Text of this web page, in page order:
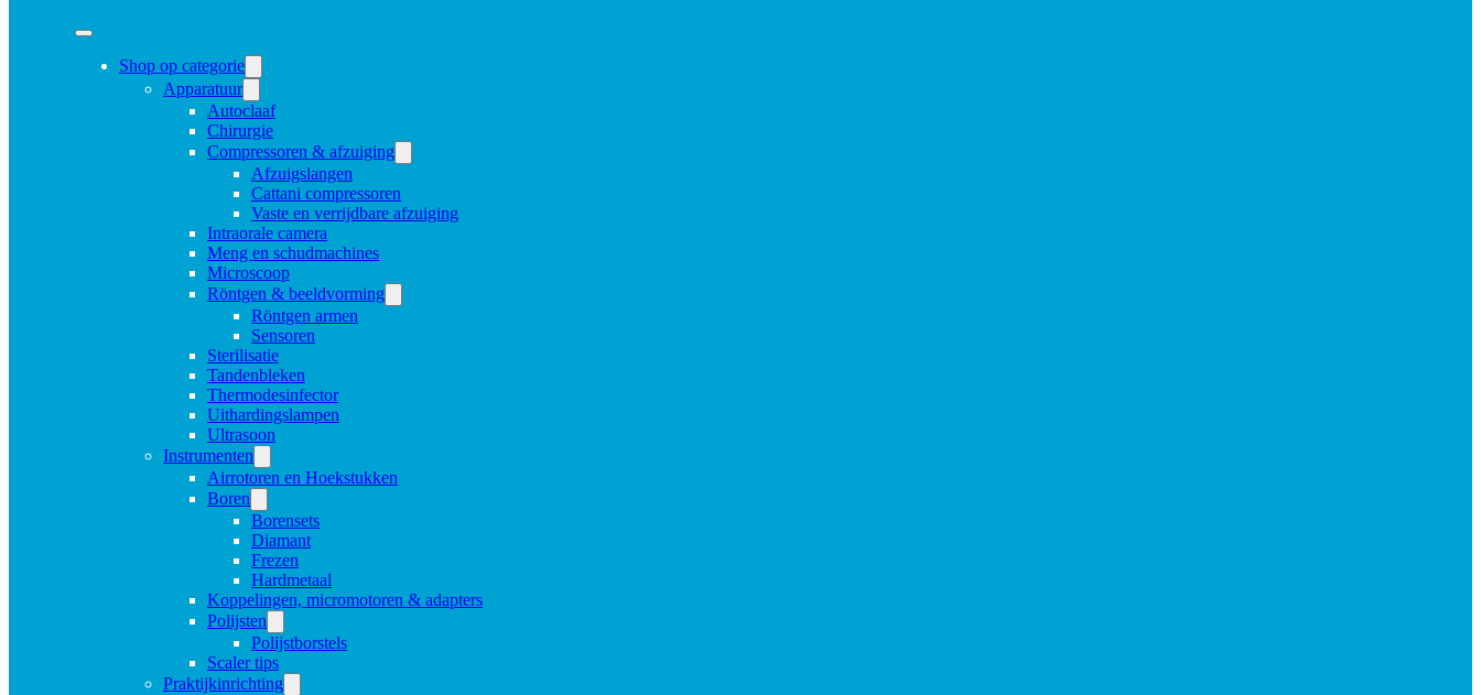
Shop op categorie
Apparatuur
Autoclaaf
Chirurgie
Compressoren & afzuiging
Afzuigslangen
Cattani compressoren
Vaste en verrijdbare afzuiging
Intraorale camera
Meng en schudmachines
Microscoop
Röntgen & beeldvorming
Röntgen armen
Sensoren
Sterilisatie
Tandenbleken
Thermodesinfector
Uithardingslampen
Ultrasoon
Instrumenten
Airrotoren en Hoekstukken
Boren
Borensets
Diamant
Frezen
Hardmetaal
Koppelingen, micromotoren & adapters
Polijsten
Polijstborstels
Scaler tips
Praktijkinrichting